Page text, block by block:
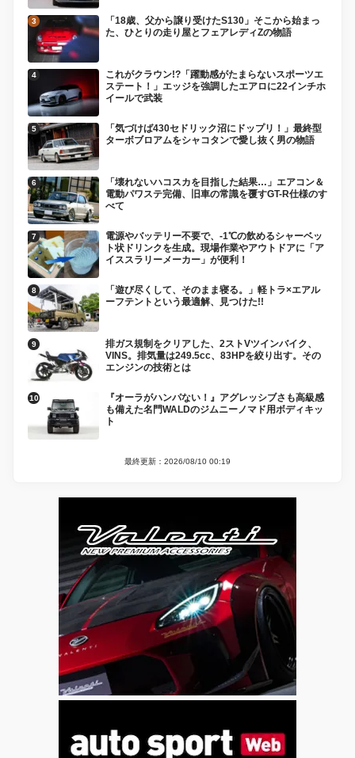
「18歳、父から譲り受けたS130」そこから始まっ
た、ひとりの走り屋とフェアレディZの物語
これがクラウン!?「躍動感がたまらないスポーツエ
ステート！」エッジを強調したエアロに22インチホ
イールで武装
「気づけば430セドリック沼にドップリ！」最終型
ターボブロアムをシャコタンで愛し抜く男の物語
「壊れないハコスカを目指した結果…」エアコン＆
電動パワステ完備、旧車の常識を覆すGT-R仕様のす
べて
電源やバッテリー不要で、-1℃の飲めるシャーベッ
ト状ドリンクを生成。現場作業やアウトドアに「ア
イススラリーメーカー」が便利！
「遊び尽くして、そのまま寝る。」軽トラ×エアル
ーフテントという最適解、見つけた!!
排ガス規制をクリアした、2ストVツインバイク、
VINS。排気量は249.5cc、83HPを絞り出す。その
エンジンの技術とは
『オーラがハンパない！』アグレッシブさも高級感
も備えた名門WALDのジムニーノマド用ボディキッ
ト
最終更新：2026/08/10 00:19